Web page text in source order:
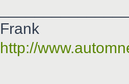
Frank
http://